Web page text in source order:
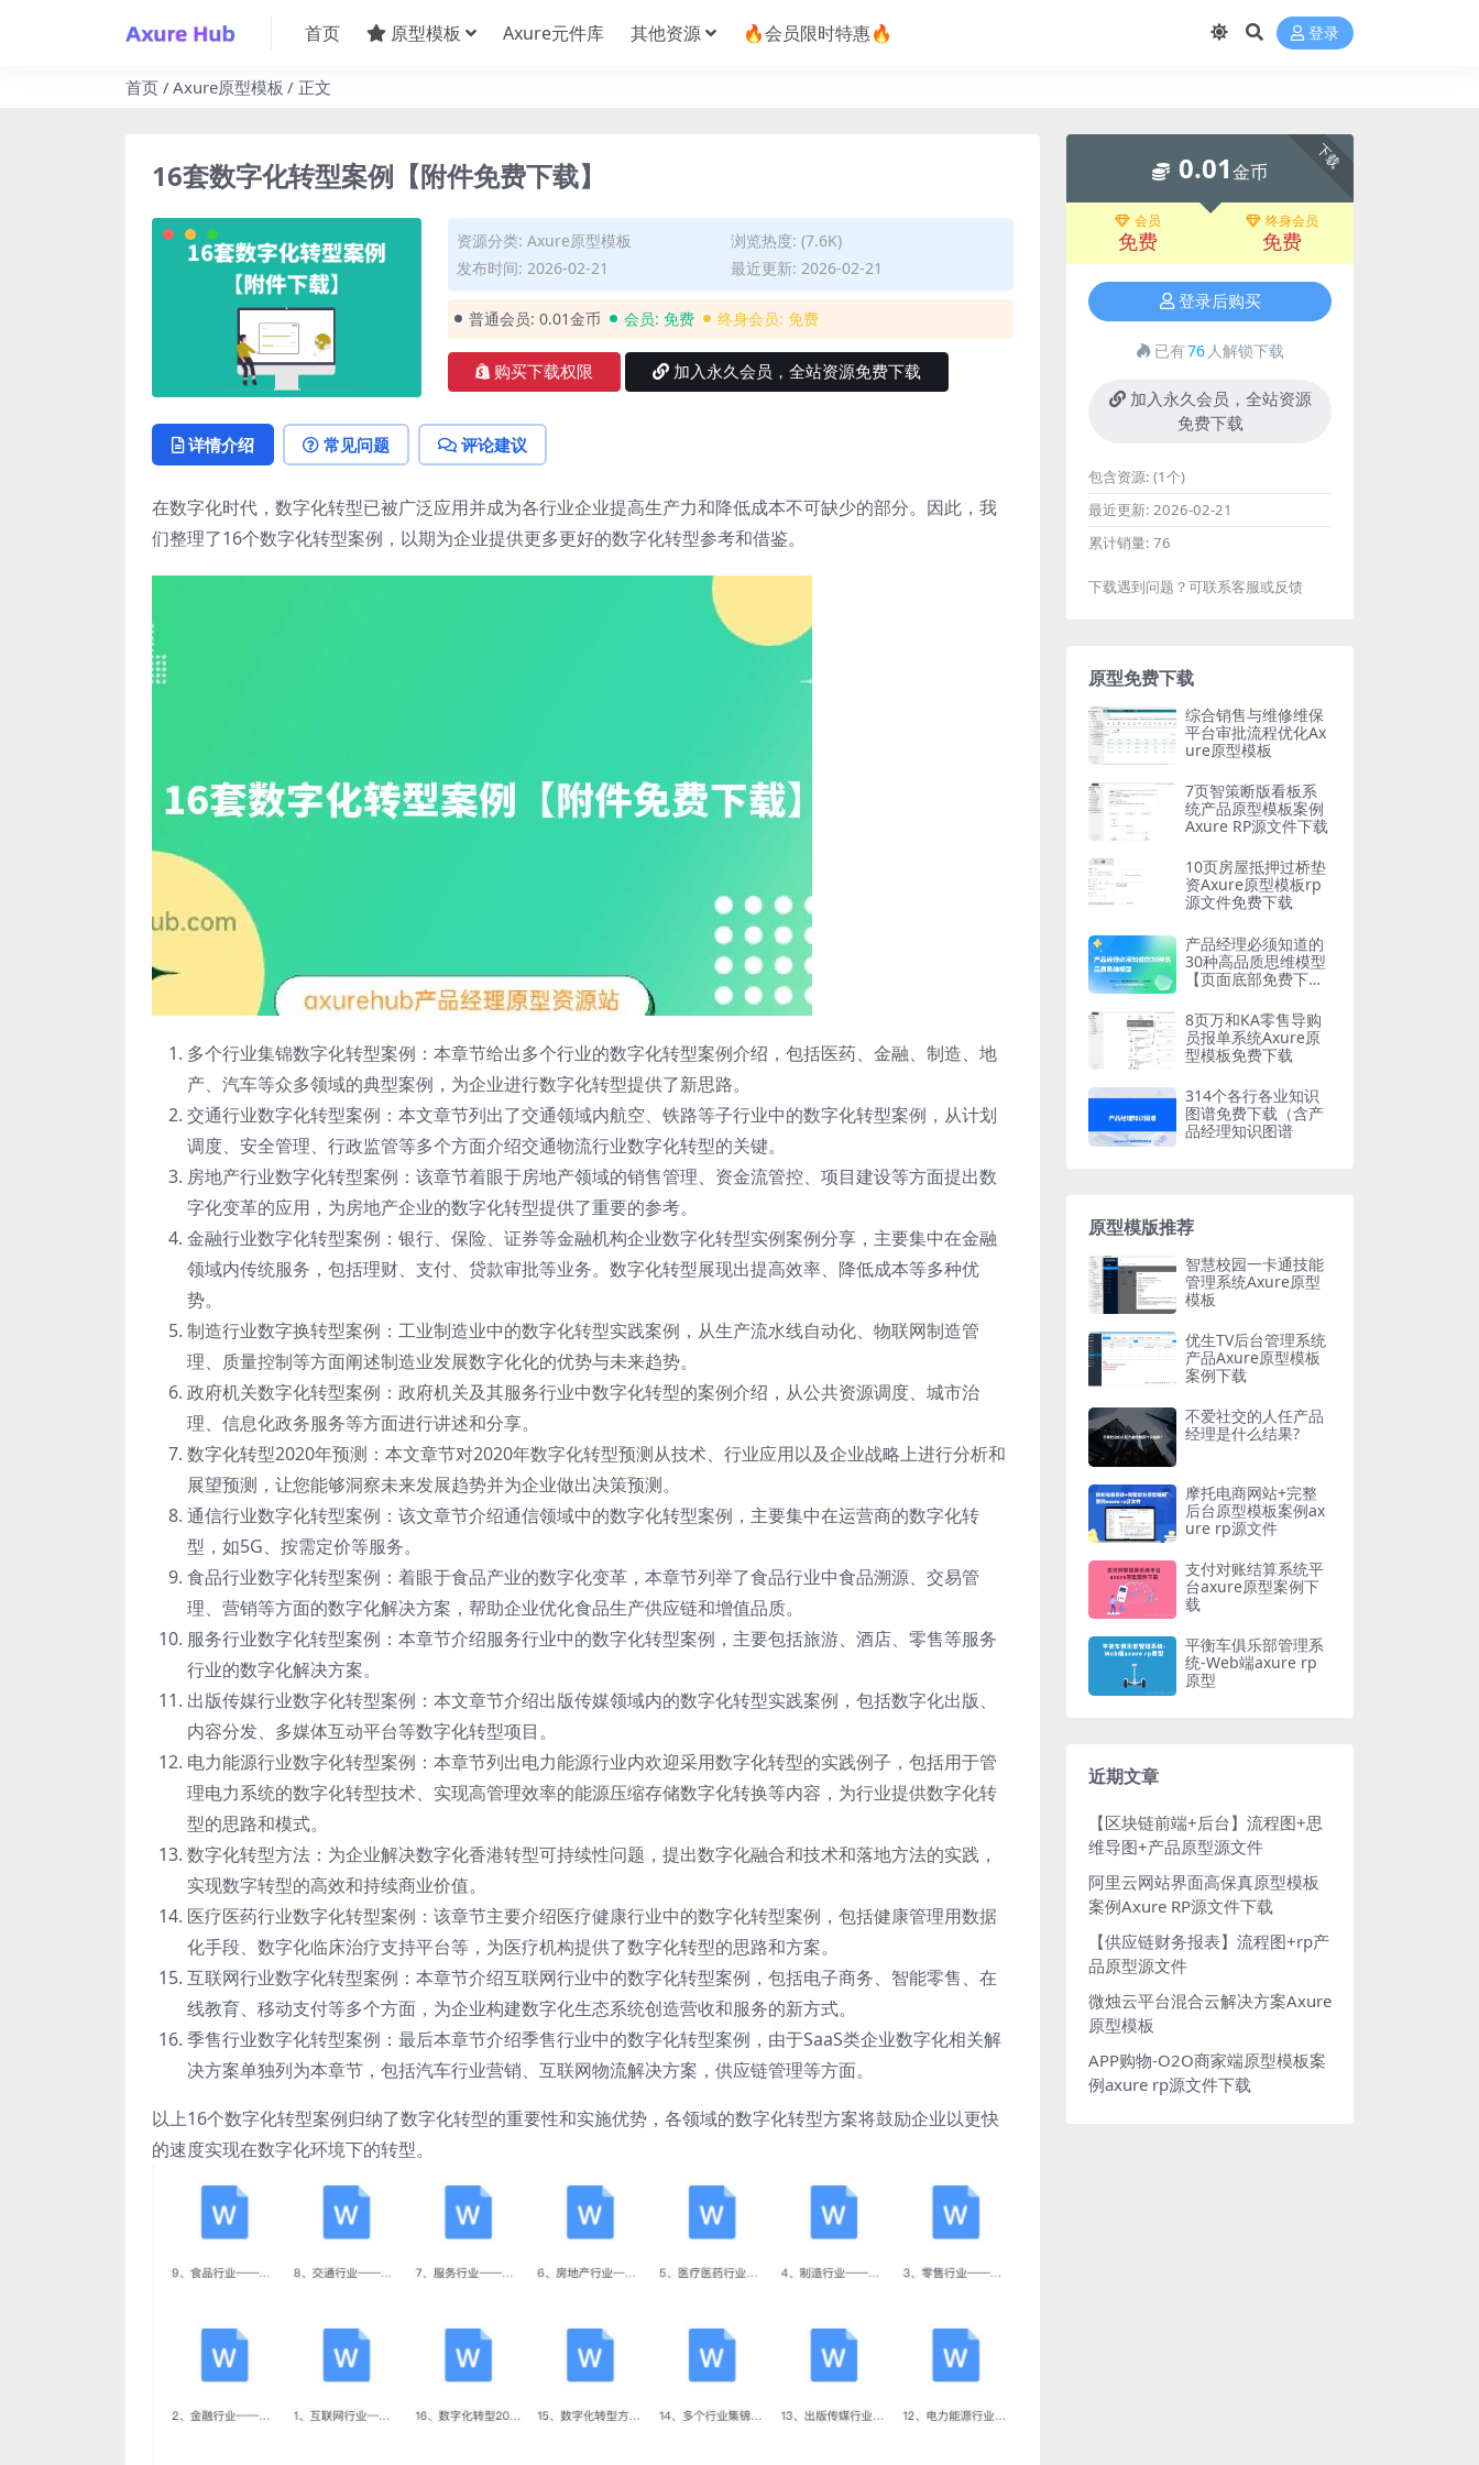
首页 原型模板 Axure元件库 其他资源 🔥会员限时特惠🔥 登录
首页 Axure原型模板 正文
16套数字化转型案例【附件免费下载】
资源分类: Axure原型模板
浏览热度: (7.6K)
发布时间: 2026-02-21
最近更新: 2026-02-21
普通会员: 0.01金币 会员: 免费 终身会员: 免费
购买下载权限 加入永久会员，全站资源免费下载
详情介绍 常见问题 评论建议
在数字化时代，数字化转型已被广泛应用并成为各行业企业提高生产力和降低成本不可缺少的部分。因此，我
们整理了16个数字化转型案例，以期为企业提供更多更好的数字化转型参考和借鉴。
多个行业集锦数字化转型案例：本章节给出多个行业的数字化转型案例介绍，包括医药、金融、制造、地
产、汽车等众多领域的典型案例，为企业进行数字化转型提供了新思路。
交通行业数字化转型案例：本文章节列出了交通领域内航空、铁路等子行业中的数字化转型案例，从计划
调度、安全管理、行政监管等多个方面介绍交通物流行业数字化转型的关键。
房地产行业数字化转型案例：该章节着眼于房地产领域的销售管理、资金流管控、项目建设等方面提出数
字化变革的应用，为房地产企业的数字化转型提供了重要的参考。
金融行业数字化转型案例：银行、保险、证券等金融机构企业数字化转型实例案例分享，主要集中在金融
领域内传统服务，包括理财、支付、贷款审批等业务。数字化转型展现出提高效率、降低成本等多种优
势。
制造行业数字换转型案例：工业制造业中的数字化转型实践案例，从生产流水线自动化、物联网制造管
理、质量控制等方面阐述制造业发展数字化化的优势与未来趋势。
政府机关数字化转型案例：政府机关及其服务行业中数字化转型的案例介绍，从公共资源调度、城市治
理、信息化政务服务等方面进行讲述和分享。
数字化转型2020年预测：本文章节对2020年数字化转型预测从技术、行业应用以及企业战略上进行分析和
展望预测，让您能够洞察未来发展趋势并为企业做出决策预测。
通信行业数字化转型案例：该文章节介绍通信领域中的数字化转型案例，主要集中在运营商的数字化转
型，如5G、按需定价等服务。
食品行业数字化转型案例：着眼于食品产业的数字化变革，本章节列举了食品行业中食品溯源、交易管
理、营销等方面的数字化解决方案，帮助企业优化食品生产供应链和增值品质。
服务行业数字化转型案例：本章节介绍服务行业中的数字化转型案例，主要包括旅游、酒店、零售等服务
行业的数字化解决方案。
出版传媒行业数字化转型案例：本文章节介绍出版传媒领域内的数字化转型实践案例，包括数字化出版、
内容分发、多媒体互动平台等数字化转型项目。
电力能源行业数字化转型案例：本章节列出电力能源行业内欢迎采用数字化转型的实践例子，包括用于管
理电力系统的数字化转型技术、实现高管理效率的能源压缩存储数字化转换等内容，为行业提供数字化转
型的思路和模式。
数字化转型方法：为企业解决数字化香港转型可持续性问题，提出数字化融合和技术和落地方法的实践，
实现数字转型的高效和持续商业价值。
医疗医药行业数字化转型案例：该章节主要介绍医疗健康行业中的数字化转型案例，包括健康管理用数据
化手段、数字化临床治疗支持平台等，为医疗机构提供了数字化转型的思路和方案。
互联网行业数字化转型案例：本章节介绍互联网行业中的数字化转型案例，包括电子商务、智能零售、在
线教育、移动支付等多个方面，为企业构建数字化生态系统创造营收和服务的新方式。
季售行业数字化转型案例：最后本章节介绍季售行业中的数字化转型案例，由于SaaS类企业数字化相关解
决方案单独列为本章节，包括汽车行业营销、互联网物流解决方案，供应链管理等方面。
以上16个数字化转型案例归纳了数字化转型的重要性和实施优势，各领域的数字化转型方案将鼓励企业以更快
的速度实现在数字化环境下的转型。
下载
0.01金币
会员
免费
终身会员
免费
登录后购买
已有76 人解锁下载
加入永久会员，全站资源
免费下载
包含资源: (1个)
最近更新: 2026-02-21
累计销量: 76
下载遇到问题？可联系客服或反馈
原型免费下载
综合销售与维修维保
平台审批流程优化Ax
ure原型模板
7页智策断版看板系
统产品原型模板案例
Axure RP源文件下载
10页房屋抵押过桥垫
资Axure原型模板rp
源文件免费下载
产品经理必须知道的
30种高品质思维模型
【页面底部免费下
8页万和KA零售导购
员报单系统Axure原
型模板免费下载
314个各行各业知识
图谱免费下载（含产
品经理知识图谱
原型模版推荐
智慧校园一卡通技能
管理系统Axure原型
模板
优生TV后台管理系统
产品Axure原型模板
案例下载
不爱社交的人任产品
经理是什么结果?
摩托电商网站+完整
后台原型模板案例ax
ure rp源文件
支付对账结算系统平
台axure原型案例下
载
平衡车俱乐部管理系
统-Web端axure rp
原型
近期文章
【区块链前端+后台】流程图+思
维导图+产品原型源文件
阿里云网站界面高保真原型模板
案例Axure RP源文件下载
【供应链财务报表】流程图+rp产
品原型源文件
微烛云平台混合云解决方案Axure
原型模板
APP购物-O2O商家端原型模板案
例axure rp源文件下载